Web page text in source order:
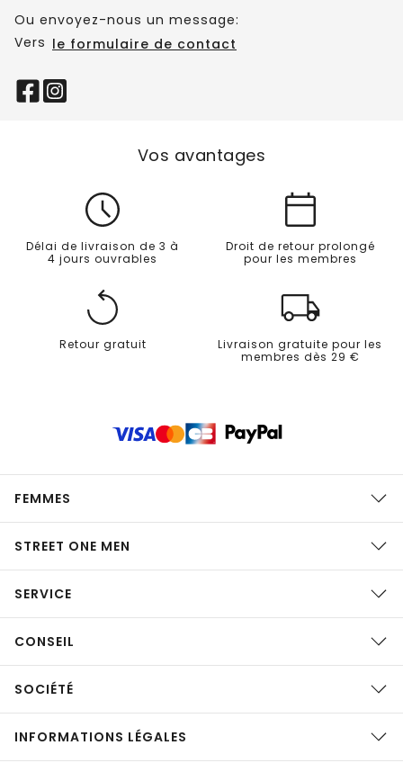
Ou envoyez-nous un message:
Vers le formulaire de contact
Vos avantages
Délai de livraison de 3 à
4 jours ouvrables
Droit de retour prolongé
pour les membres
Retour gratuit
Livraison gratuite pour les
membres dès 29 €
FEMMES
STREET ONE MEN
SERVICE
CONSEIL
SOCIÉTÉ
INFORMATIONS LÉGALES